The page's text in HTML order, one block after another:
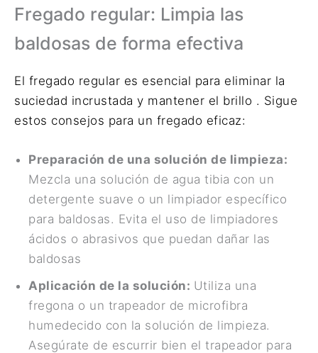
Fregado regular: Limpia las
baldosas de forma efectiva
El fregado regular es esencial para eliminar la
suciedad incrustada y mantener el brillo . Sigue
estos consejos para un fregado eficaz:
Preparación de una solución de limpieza:
Mezcla una solución de agua tibia con un
detergente suave o un limpiador específico
para baldosas. Evita el uso de limpiadores
ácidos o abrasivos que puedan dañar las
baldosas
Aplicación de la solución: Utiliza una
fregona o un trapeador de microfibra
humedecido con la solución de limpieza.
Asegúrate de escurrir bien el trapeador para